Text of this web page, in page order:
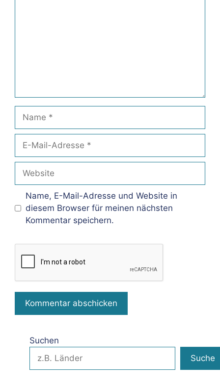
Mail-
Adresse
Name, E-Mail-Adresse und Website in
diesem Browser für meinen nächsten
Kommentar speichern.
Suchen
Suche